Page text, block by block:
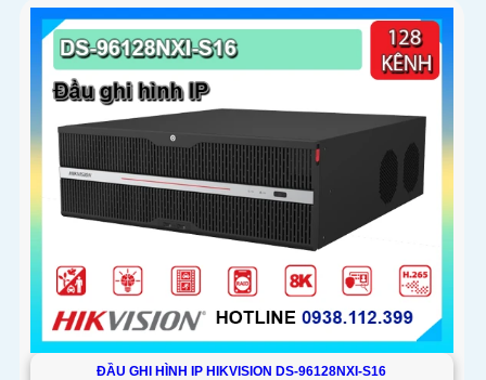
ĐẦU GHI HÌNH IP HIKVISION DS-96128NXI-S16